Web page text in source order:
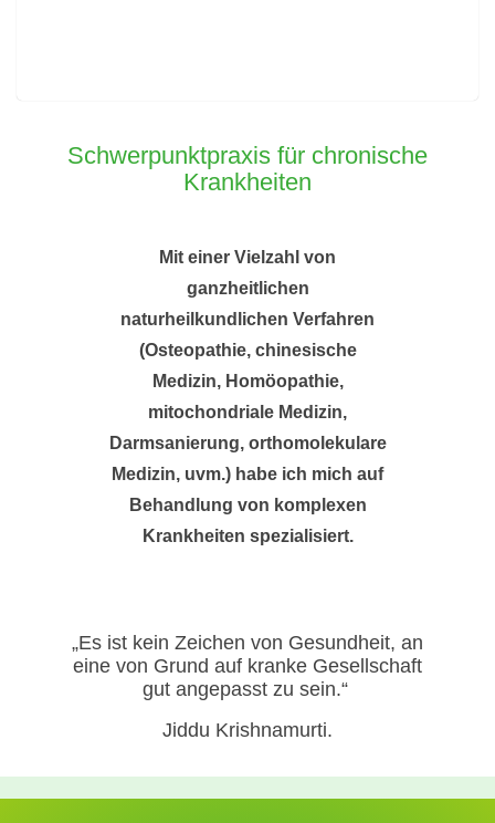
Schwerpunktpraxis für chronische
Krankheiten
Mit einer Vielzahl von
ganzheitlichen
naturheilkundlichen Verfahren
(Osteopathie, chinesische
Medizin, Homöopathie,
mitochondriale Medizin,
Darmsanierung, orthomolekulare
Medizin, uvm.) habe ich mich auf
Behandlung von komplexen
Krankheiten spezialisiert.
„Es ist kein Zeichen von Gesundheit, an
eine von Grund auf kranke Gesellschaft
gut angepasst zu sein.“
Jiddu Krishnamurti.